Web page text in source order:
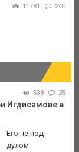
11781 240
538 25
Игдисамове в
Его не под
дулом